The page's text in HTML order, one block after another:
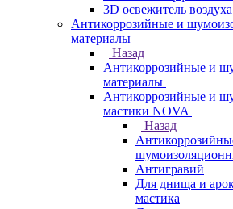
3D освежитель воздуха
Антикоррозийные и
материалы
Назад
Антикоррозийные и
материалы
Антикоррозийные и
мастики NOVA
Назад
Антигравий
Для днища и
мастика